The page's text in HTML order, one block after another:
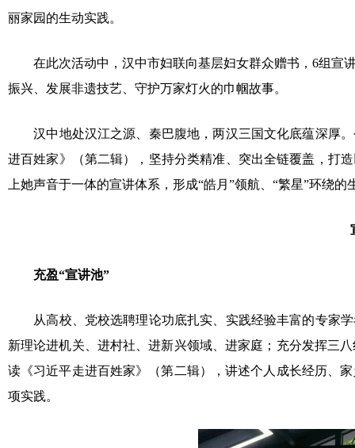
丽家园的生动实践。
在此次活动中，汉中市妇联向基层妇女群众赠书，6组宣
振兴、发展非遗技艺、守护万家灯火的巾帼故事。
汉中地处汉江之源、秦巴腹地，两汉三国文化底蕴深厚。
进百姓家》（第二辑），坚持分类精准、突出全链覆盖，打
上她声音于一体的宣讲体系，形成“皓月”领航、“繁星”环绕的
充盈“宣讲池”
从高校、党校选聘理论功底扎实、实践经验丰富的专家学
新理论进机关、进村社、进新兴领域、进家庭；充分发挥三
读《习近平走进百姓家》（第二辑），讲述个人成长经历、
项实践。